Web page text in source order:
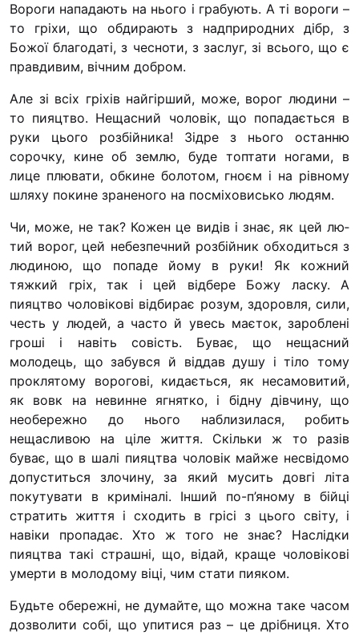
Кулінарний гурток
Іконописна школа
“Капеланчики”
Одна церква – одна
одна родина
Чемпіонат з міні-
“КОПА”
Ми помолимося
З рук в руки
Підтримати сім’ю
Юричко
“#Усинови_ТИ”
Законодавство
Освіта
Контакти
(096) 749 79 80
procopecj@gmail.com
Вороги нападають на нього і грабують. А ті вороги –
то гріхи, що обдирають з надприродних дібр, з
Божої благодаті, з чесноти, з за­слуг, зі всього, що є
правдивим, вічним добром.
Але зі всіх гріхів найгірший, може, ворог людини –
то пияцтво. Нещасний чоловік, що попадається в
руки цього розбійника! Зідре з нього останню
сорочку, кине об землю, буде топтати ногами, в
лице плювати, обкине болотом, гноєм і на рівному
шляху покине зраненого на посміховисько людям.
Чи, може, не так? Кожен це видів і знає, як цей лю­
тий ворог, цей небезпечний розбійник обходиться з
людиною, що попаде йому в руки! Як кожний
тяжкий гріх, так і цей відбере Божу ласку. А
пияцтво чоловікові відбирає розум, здоровля, сили,
честь у людей, а часто й увесь маєток, зароблені
гроші і навіть совість. Буває, що нещасний
молодець, що забувся й віддав душу і тіло тому
проклятому ворогові, кидається, як несамовитий,
як вовк на невинне ягнятко, і бідну дівчину, що
необе­режно до нього наблизилася, робить
нещасливою на ціле життя. Скільки ж то разів
буває, що в шалі пияцтва чоловік майже несвідомо
допуститься злочину, за який мусить довгі літа
покутувати в криміналі. Інший по-п’яному в бійці
стратить життя і сходить в грісі з цього світу, і
навіки пропадає. Хто ж того не знає? Наслідки
пияцтва такі страшні, що, відай, краще чоловікові
умер­ти в молодому віці, чим стати пияком.
Будьте обережні, не думайте, що можна таке часом
дозволити собі, що упитися раз – це дрібниця. Хто